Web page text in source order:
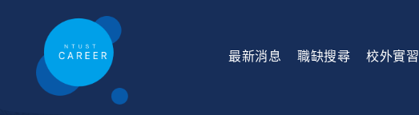
最新消息 職缺搜尋 校外實習